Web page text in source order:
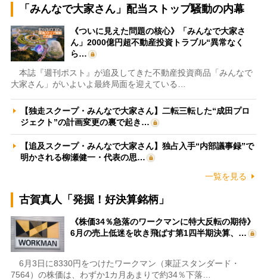
「みんなで大家さん」配当ストップ騒動の内幕
《ついに見えた問題の核心》「みんなで大家さ
ん」2000億円超不動産投資トラブル“異常なく
ら…
本誌『週刊ポスト』が追及してきた不動産投資商品「みんなで
大家さん」がいよいよ最終局面を迎えている…
【独走スクープ・みんなで大家さん】二転三転した“成田プロ
ジェクト”の計画変更の裏で起き…
【追及スクープ・みんなで大家さん】独占入手“内部議事録”で
明かされる柳瀬健一・代表の思…
一覧を見る
古賀真人「発掘！好決算銘柄」
《株価34％急落のワークマンに特大反転の期待》
6月の売上低迷を吹き飛ばす第1四半期決算、…
6月3日に8330円をつけたワークマン（東証スタンダード・
7564）の株価は、わずか1カ月あまりで約34％下落…